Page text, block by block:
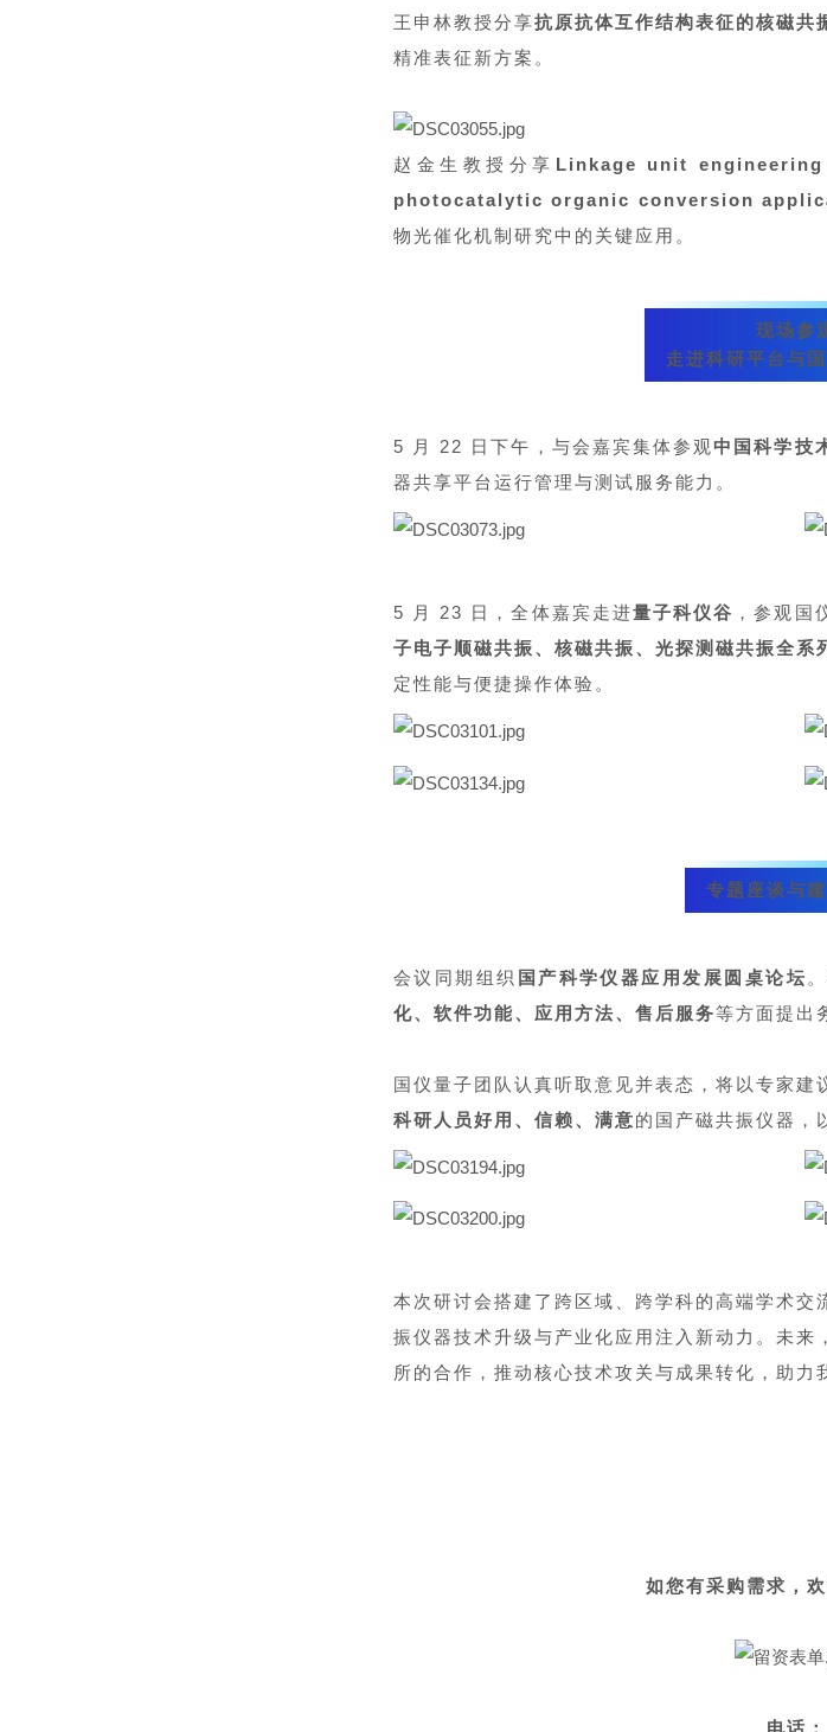
王申林教授分享抗原抗体互作结构表征的核磁共
精准表征新方案。
赵金生教授分享 Linkage unit
photocatalytic organic conversion
物光催化机制研究中的关键应用。
现场参
走进科研平台与
5 月 22 日下午，与会嘉宾集体参观中国科学技
器共享平台运行管理与测试服务能力。
5 月 23 日，全体嘉宾走进量子科仪谷 ，参观国
子电子顺磁共振、核磁共振、光探测磁共振全系
定性能与便捷操作体验。
专题座谈与
会议同期组织 国产科学仪器应用发展圆桌论坛
化、软件功能、应用方法、售后服务等方面提出
国仪量子团队认真听取意见并表态，将以专家
科研人员好用、信赖、满意的国产磁共振仪器，
本次研讨会搭建了跨区域、跨学科的高端学术
振仪器技术升级与产业化应用注入新动力。未来
所的合作，推动核心技术攻关与成果转化，助力
如您有采购需求，